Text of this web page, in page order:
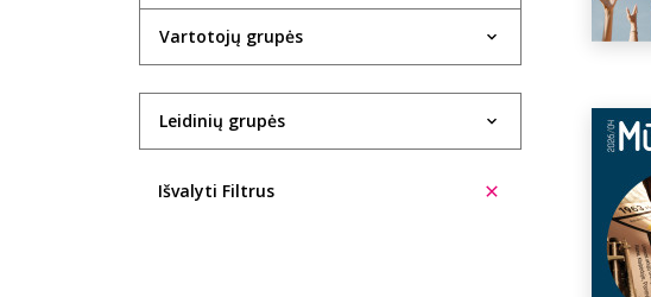
Vartotojų grupės
Leidinių grupės
Išvalyti Filtrus